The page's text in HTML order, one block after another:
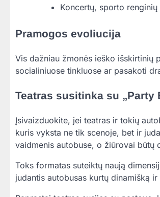
Koncertų, sporto
Pramogos evoliucija
Vis dažniau žmonės ieško išskirtinių
socialiniuose tinkluose ar pasakoti
Teatras susitinka su „Party
Įsivaizduokite, jei teatras ir tokių
kuris vyksta ne tik scenoje, bet ir
vaidmenis autobuse, o žiūrovai būtų
Toks formatas suteiktų naują
judantis autobusas kurtų dinamišką